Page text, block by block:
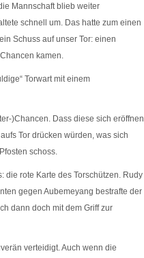
Mannschaft blieb weiter
schnell um. Das hatte zum einen
Schuss auf unser Tor: einen
kamen.
Torwart mit einem
)Chancen. Dass diese sich eröffnen
Tor drücken würden, was sich
schoss.
die rote Karte des Torschützen. Rudy
gegen Aubemeyang bestrafte der
dann doch mit dem Griff zur
verteidigt. Auch wenn die